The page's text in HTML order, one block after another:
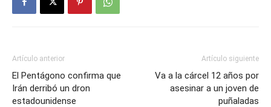
Artículo anterior
El Pentágono confirma que
Irán derribó un dron
estadounidense
Artículo siguiente
Va a la cárcel 12 años por
asesinar a un joven de
puñaladas